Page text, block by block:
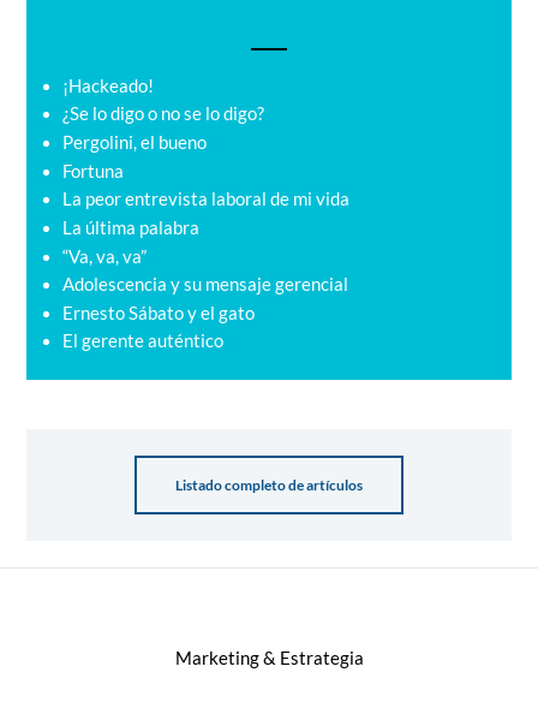
¡Hackeado!
¿Se lo digo o no se lo digo?
Pergolini, el bueno
Fortuna
La peor entrevista laboral de mi vida
La última palabra
“Va, va, va”
Adolescencia y su mensaje gerencial
Ernesto Sábato y el gato
El gerente auténtico
Listado completo de artículos
Marketing & Estrategia